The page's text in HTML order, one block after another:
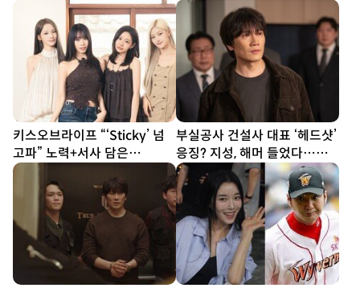
키스오브라이프 “‘Sticky’ 넘
고파” 노력+서사 담은
‘SWEAT’ [DA인터뷰①]
부실공사 건설사 대표 ‘헤드샷’
응징? 지성, 해머 들었다…대
리 통쾌 (아파트)